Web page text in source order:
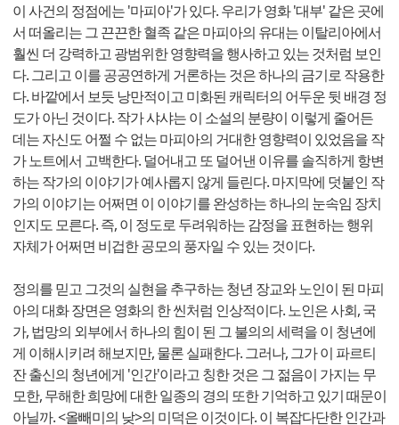
이 사건의 정점에는 '마피아'가 있다. 우리가 영화 '대부' 같은 곳에
서 떠올리는 그 끈끈한 혈족 같은 마피아의 유대는 이탈리아에서
훨씬 더 강력하고 광범위한 영향력을 행사하고 있는 것처럼 보인
다. 그리고 이를 공공연하게 거론하는 것은 하나의 금기로 작용한
다. 바깥에서 보듯 낭만적이고 미화된 캐릭터의 어두운 뒷 배경 정
도가 아닌 것이다. 작가 샤샤는 이 소설의 분량이 이렇게 줄어든
데는 자신도 어쩔 수 없는 마피아의 거대한 영향력이 있었음을 작
가 노트에서 고백한다. 덜어내고 또 덜어낸 이유를 솔직하게 항변
하는 작가의 이야기가 예사롭지 않게 들린다. 마지막에 덧붙인 작
가의 이야기는 어쩌면 이 이야기를 완성하는 하나의 눈속임 장치
인지도 모른다. 즉, 이 정도로 두려워하는 감정을 표현하는 행위
자체가 어쩌면 비겁한 공모의 풍자일 수 있는 것이다.
정의를 믿고 그것의 실현을 추구하는 청년 장교와 노인이 된 마피
아의 대화 장면은 영화의 한 씬처럼 인상적이다. 노인은 사회, 국
가, 법망의 외부에서 하나의 힘이 된 그 불의의 세력을 이 청년에
게 이해시키려 해보지만, 물론 실패한다. 그러나, 그가 이 파르티
잔 출신의 청년에게 '인간'이라고 칭한 것은 그 젊음이 가지는 무
모한, 무해한 희망에 대한 일종의 경의 또한 기억하고 있기 때문이
아닐까. <올빼미의 낮>의 미덕은 이것이다. 이 복잡다단한 인간과